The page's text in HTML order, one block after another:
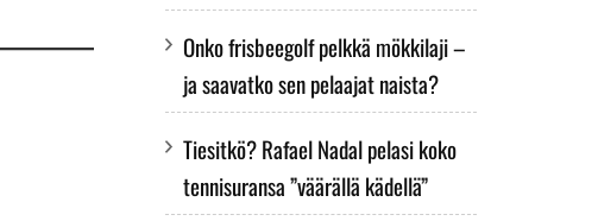
Onko frisbeegolf pelkkä mökkilaji –
ja saavatko sen pelaajat naista?
Tiesitkö? Rafael Nadal pelasi koko
tennisuransa ”väärällä kädellä”